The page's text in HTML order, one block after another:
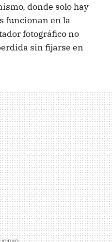
donde solo hay
funcionan en la
fotográfico no
sin fijarse en